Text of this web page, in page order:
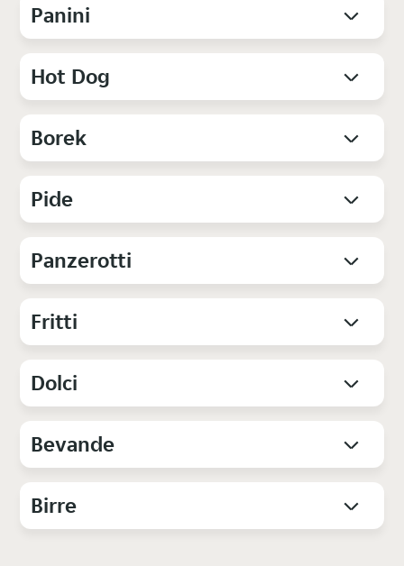
Panini
Hot Dog
Borek
Pide
Panzerotti
Fritti
Dolci
Bevande
Birre